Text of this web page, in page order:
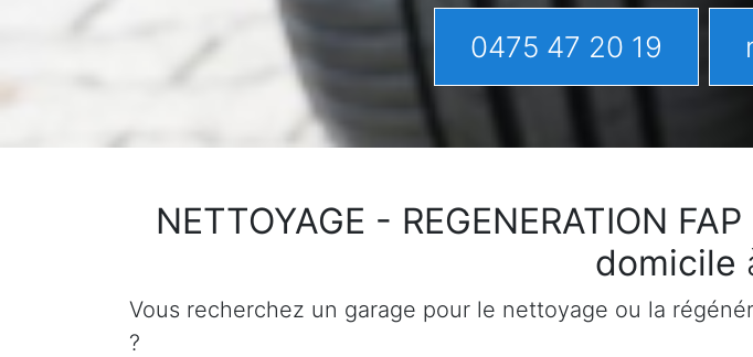
0475 47 20 19
NETTOYAGE - REGENERATION
domicile
Vous recherchez un garage pour le nettoyage ou la
?